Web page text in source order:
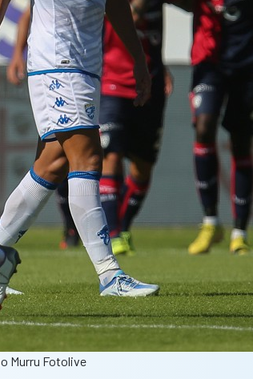
Murru Fotolive